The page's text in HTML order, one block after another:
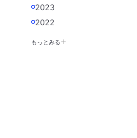
2023
2022
もっとみる